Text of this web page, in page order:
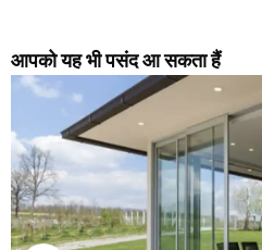
आपको यह भी पसंद आ सकता हैं